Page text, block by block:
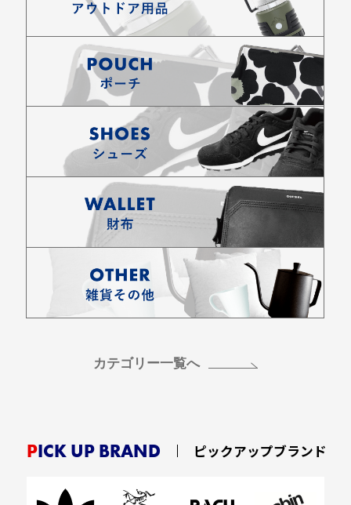
カテゴリー一覧へ
PICK UP BRAND ピックアップブランド